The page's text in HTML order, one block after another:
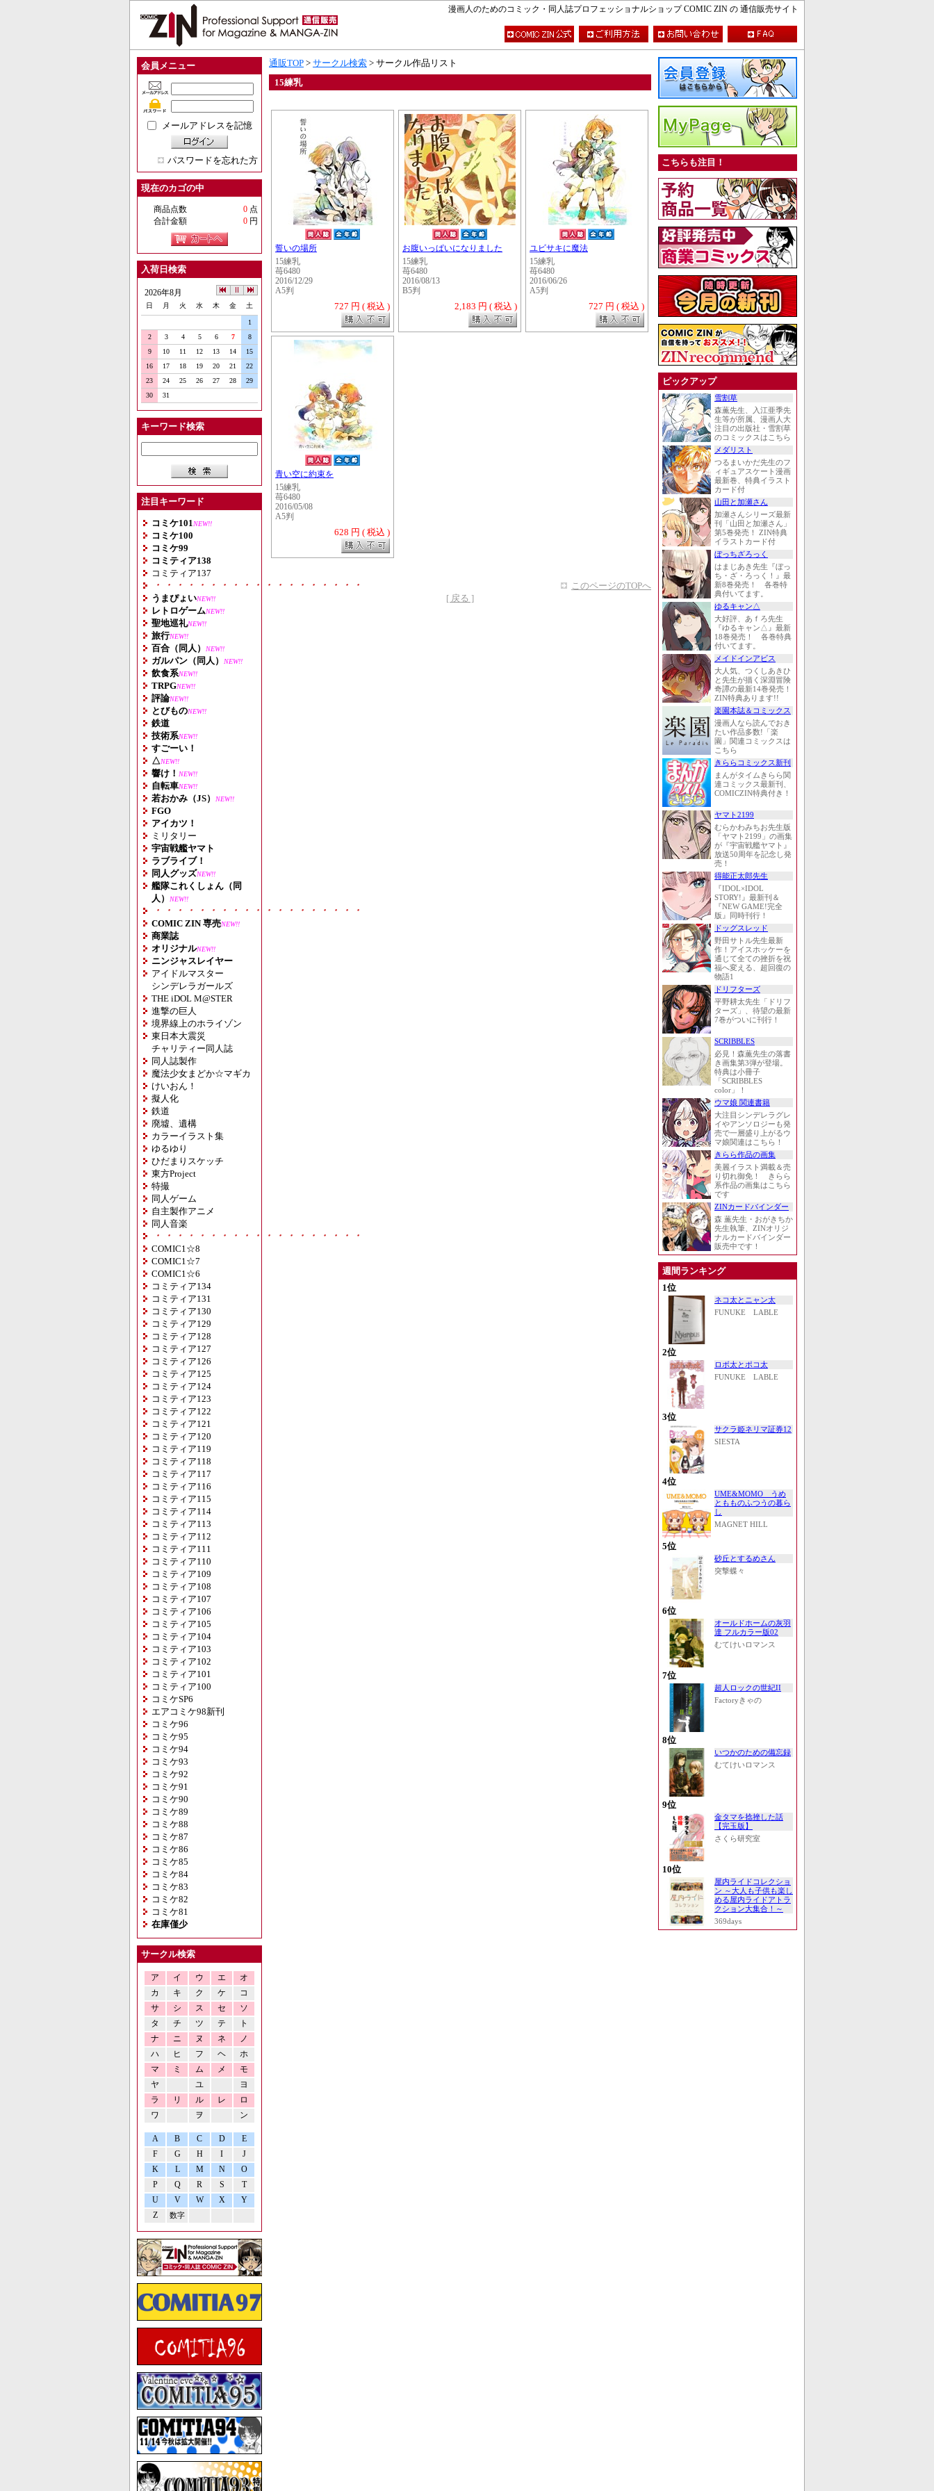
漫画人のためのコミック・同人誌プロフェッショナルショップ COMIC ZIN の 通信販売サイト
会員メニュー
メールアドレスを記憶
パスワードを忘れた方
現在のカゴの中
商品点数 0 点
合計金額
0 円
入荷日検索
2026年8月
日 月 火 水 木 金 土
1
2
3 4 5 6 7
8
9
10 11 12 13 14
15
16
17 18 19 20 21
22
23
24 25 26 27 28
29
30
31
キーワード検索
注目キーワード
コミケ101 NEW!!
コミケ100
コミケ99
コミティア138
コミティア137
・・・・・・・・・・・・・・・・・・・
うまぴょいNEW!!
レトロゲームNEW!!
聖地巡礼NEW!!
旅行NEW!!
百合（同人） NEW!!
ガルパン（同人） NEW!!
飲食系NEW!!
TRPGNEW!!
評論NEW!!
とびものNEW!!
鉄道
技術系NEW!!
すごーい！
△NEW!!
響け！ NEW!!
自転車NEW!!
若おかみ（JS） NEW!!
FGO
アイカツ！
ミリタリー
宇宙戦艦ヤマト
ラブライブ！
同人グッズNEW!!
艦隊これくしょん（同
人）
NEW!!
・・・・・・・・・・・・・・・・・・・
COMIC ZIN 専売NEW!!
商業誌
オリジナルNEW!!
ニンジャスレイヤー
アイドルマスター
シンデレラガールズ
THE iDOL M@STER
進撃の巨人
境界線上のホライゾン
東日本大震災
チャリティー同人誌
同人誌製作
魔法少女まどか☆マギカ
けいおん！
擬人化
鉄道
廃墟、遺構
カラーイラスト集
ゆるゆり
ひだまりスケッチ
東方Project
特撮
同人ゲーム
自主製作アニメ
同人音楽
・・・・・・・・・・・・・・・・・・・
COMIC1☆8
COMIC1☆7
COMIC1☆6
コミティア134
コミティア131
コミティア130
コミティア129
コミティア128
コミティア127
コミティア126
コミティア125
コミティア124
コミティア123
コミティア122
コミティア121
コミティア120
コミティア119
コミティア118
コミティア117
コミティア116
コミティア115
コミティア114
コミティア113
コミティア112
コミティア111
コミティア110
コミティア109
コミティア108
コミティア107
コミティア106
コミティア105
コミティア104
コミティア103
コミティア102
コミティア101
コミティア100
コミケSP6
エアコミケ98新刊
コミケ96
コミケ95
コミケ94
コミケ93
コミケ92
コミケ91
コミケ90
コミケ89
コミケ88
コミケ87
コミケ86
コミケ85
コミケ84
コミケ83
コミケ82
コミケ81
在庫僅少
サークル検索
ア イ ウ エ
オ
カ
キ ク ケ
コ
サ
シ ス セ
ソ
タ
チ ツ テ
ト
ナ
ニ ヌ ネ
ノ
ハ
ヒ フ ヘ
ホ
マ
ミ ム メ
モ
ヤ
ユ
ヨ
ラ
リ ル レ
ロ
ワ
ヲ ン
A B C D
E
F
G H I
J
K
L M N
O
P
Q R S
T
U
V W X
Y
Z
数字
通販TOP > サークル検索 > サークル作品リスト
15練乳
誓いの場所
15練乳
苺6480
2016/12/29
A5判
727 円 ( 税込 )
お腹いっぱいになりました
15練乳
苺6480
2016/08/13
B5判
2,183 円 ( 税込 )
ユビサキに魔法
15練乳
苺6480
2016/06/26
A5判
727 円 ( 税込 )
青い空に約束を
15練乳
苺6480
2016/05/08
A5判
628 円 ( 税込 )
このページのTOPへ
[ 戻る ]
こちらも注目！
ピックアップ
雪割草
森薫先生、入江亜季先
生等が所属、漫画人大
注目の出版社・雪割草
のコミックスはこちら
メダリスト
つるまいかだ先生のフ
ィギュアスケート漫画
最新巻、特典イラスト
カード付
山田と加瀬さん
加瀬さんシリーズ最新
刊「山田と加瀬さん」
第5巻発売！ ZIN特典
イラストカード付
ぼっちざろっく
はまじあき先生『ぼっ
ち・ざ・ろっく！』最
新8巻発売！ 各巻特
典付いてます。
ゆるキャン△
大好評、あｆろ先生
『ゆるキャン△』最新
18巻発売！ 各巻特典
付いてます。
メイドインアビス
大人気、つくしあきひ
と先生が描く深淵冒険
奇譚の最新14巻発売！
ZIN特典あります!!
楽園本誌＆コミックス
漫画人なら読んでおき
たい作品多数!「楽
園」関連コミックスは
こちら
きららコミックス新刊
まんがタイムきらら関
連コミックス最新刊、
COMICZIN特典付き！
ヤマト2199
むらかわみちお先生版
「ヤマト2199」の画集
が『宇宙戦艦ヤマト』
放送50周年を記念し発
売！
得能正太郎先生
『IDOL×IDOL
STORY!』最新刊＆
『NEW GAME!完全
版』同時刊行！
ドッグスレッド
野田サトル先生最新
作！アイスホッケーを
通じて全ての挫折を祝
福へ変える、超回復の
物語1
ドリフターズ
平野耕太先生「ドリフ
ターズ」、待望の最新
7巻がついに刊行！
SCRIBBLES
必見！森薫先生の落書
き画集第3弾が登場。
特典は小冊子
「SCRIBBLES
color」！
ウマ娘 関連書籍
大注目シンデレラグレ
イやアンソロジーも発
売で一層盛り上がるウ
マ娘関連はこちら！
きらら作品の画集
美麗イラスト満載＆売
り切れ御免！ きらら
系作品の画集はこちら
です
ZINカードバインダー
森 薫先生・おがきちか
先生執筆、ZINオリジ
ナルカードバインダー
販売中です！
週間ランキング
1位
ネコ太とニャン太
FUNUKE LABLE
2位
ロボ太とポコ太
FUNUKE LABLE
3位
サクラ姫ネリマ証券12
SIESTA
4位
UME&MOMO うめ
ともものふつうの暮ら
し
MAGNET HILL
5位
砂丘とするめさん
突撃蝶々
6位
オールドホームの灰羽
達 フルカラー版02
むてけいロマンス
7位
超人ロックの世紀II
Factoryきゃの
8位
いつかのための備忘録
むてけいロマンス
9位
金タマを捻挫した話
【完玉版】
さくら研究室
10位
屋内ライドコレクショ
ン ～大人も子供も楽し
める屋内ライドアトラ
クション大集合！～
369days